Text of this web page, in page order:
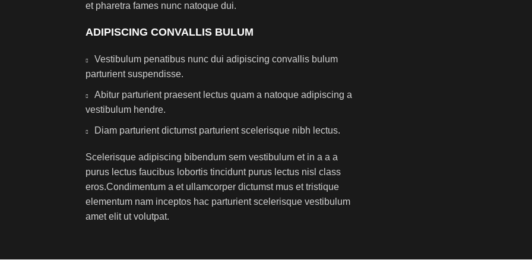
et pharetra fames nunc natoque dui.
ADIPISCING CONVALLIS BULUM
Vestibulum penatibus nunc dui adipiscing convallis bulum
parturient suspendisse.
Abitur parturient praesent lectus quam a natoque adipiscing a
vestibulum hendre.
Diam parturient dictumst parturient scelerisque nibh lectus.
Scelerisque adipiscing bibendum sem vestibulum et in a a a
purus lectus faucibus lobortis tincidunt purus lectus nisl class
eros.Condimentum a et ullamcorper dictumst mus et tristique
elementum nam inceptos hac parturient scelerisque vestibulum
amet elit ut volutpat.